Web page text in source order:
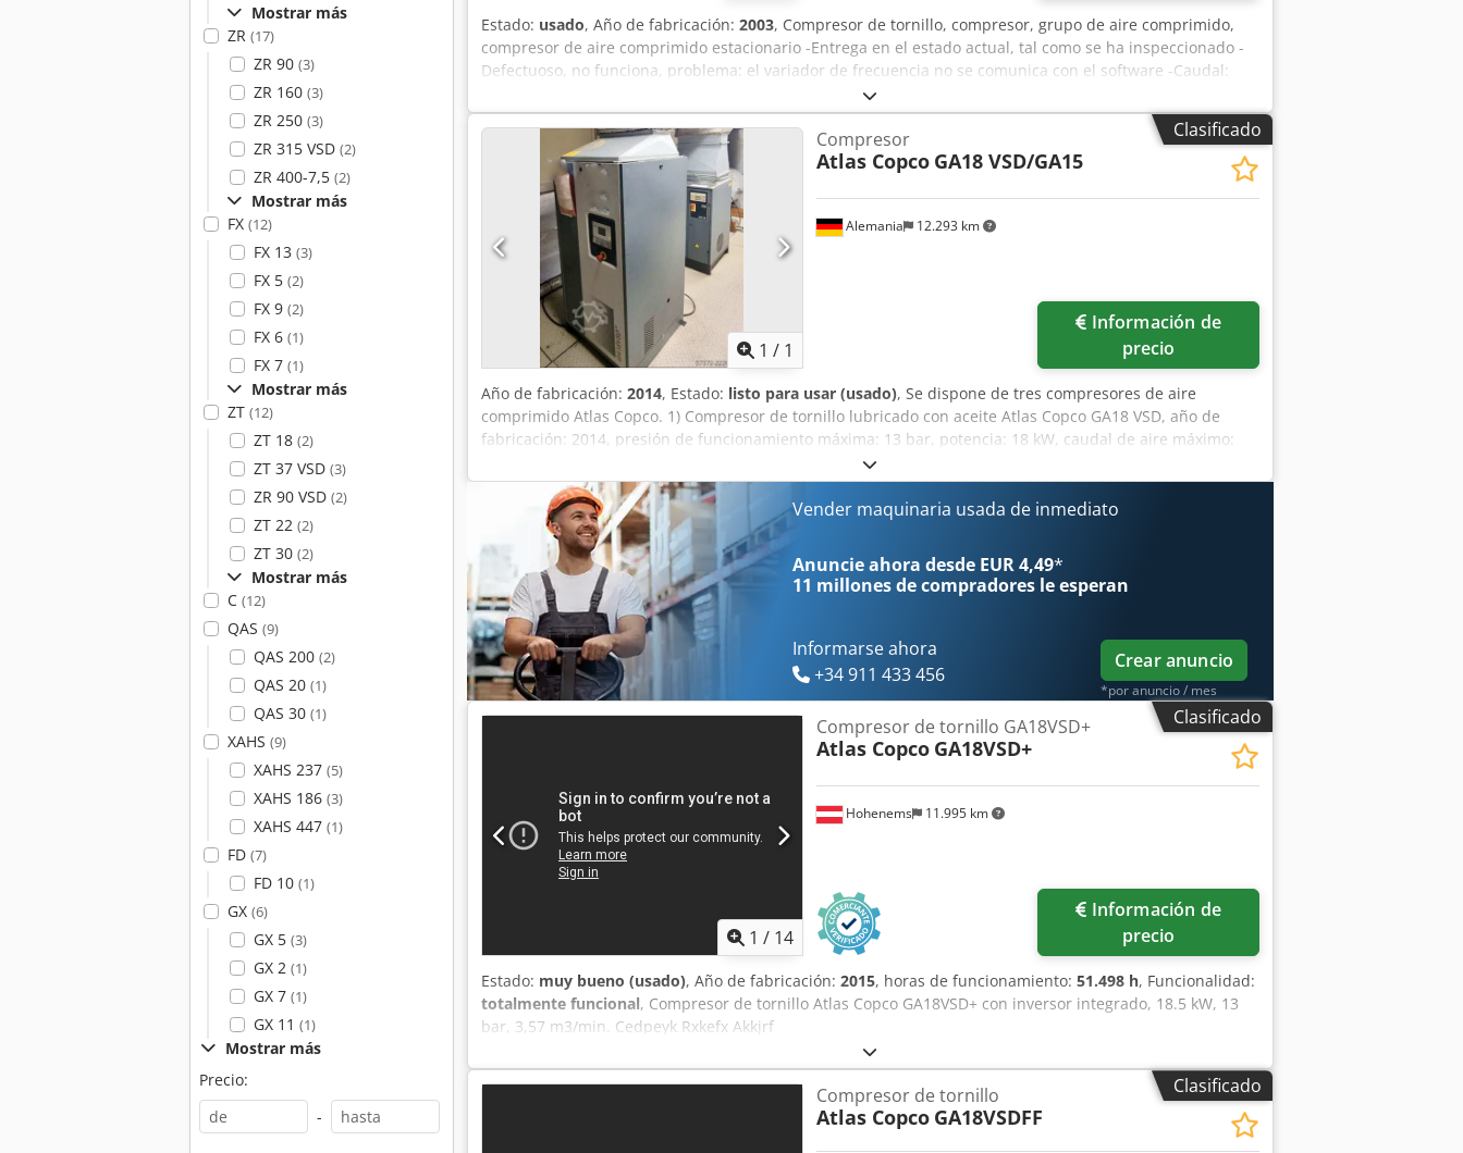
Mostrar más
ZR (17)
ZR 90 (3)
ZR 160 (3)
ZR 250 (3)
ZR 315 VSD (2)
ZR 400-7,5 (2)
Mostrar más
FX (12)
FX 13 (3)
FX 5 (2)
FX 9 (2)
FX 6 (1)
FX 7 (1)
Mostrar más
ZT (12)
ZT 18 (2)
ZT 37 VSD (3)
ZR 90 VSD (2)
ZT 22 (2)
ZT 30 (2)
Mostrar más
C (12)
QAS (9)
QAS 200 (2)
QAS 20 (1)
QAS 30 (1)
XAHS (9)
XAHS 237 (5)
XAHS 186 (3)
XAHS 447 (1)
FD (7)
FD 10 (1)
GX (6)
GX 5 (3)
GX 2 (1)
GX 7 (1)
GX 11 (1)
Mostrar más
Precio:
-
Estado: usado, Año de fabricación: 2003, Compresor de tornillo, compresor, grupo de aire comprimido,
compresor de aire comprimido estacionario -Entrega en el estado actual, tal como se ha inspeccionado -
Defectuoso, no funciona, problema: el variador de frecuencia no se comunica con el software -Caudal:
3,2-6,9 m³/min -Potencia del motor: 18-24 kW -Construcción: encapsulado -Presión máxima: 12,75 bares
Codpfxehabk De Akkorf -Horas de funcionamiento: 108252 h -Horas de carga: 30754 h -Año de fabricación:
2003 -Dimensiones: 1850/850/H1900 mm -Peso: 592 kg
Clasificado
1 / 1
Alemania 12.293 km
Compresor
Atlas Copco GA18 VSD/GA15
precio
Año de fabricación: 2014, Estado: listo para usar (usado), Se dispone de tres compresores de aire
comprimido Atlas Copco. 1) Compresor de tornillo lubricado con aceite Atlas Copco GA18 VSD, año de
fabricación: 2014, presión de funcionamiento máxima: 13 bar, potencia: 18 kW, caudal de aire máximo:
216 m³/h, dimensiones de la máquina X/Y/Z: aproximadamente 1300 mm/900 mm/1500 mm, peso:
aproximadamente 550 kg, horas de funcionamiento: aproximadamente 69000 h. 2) Compresor de tornillo
lubricado con aceite Atlas Copco GA15, año de fabricación: 1998, presión de funcionamiento máxima: 13
bar, potencia: 15 kW, caudal de aire máximo: 155 m³/h, dimensiones de la máquina X/Y/Z:
aproximadamente 1900 mm/700 mm/1600 mm, peso: aproximadamente 400 kg, horas de funcionamiento:
aproximadamente 69000 h. 3) Compresor de tornillo lubricado con aceite Atlas Copco GA15, destinado a
proporcionar piezas de repuesto. Se dispone de documentación. Es posible realizar una visita in situ.
Crjdpfszipgvsx Akkjf
Vender maquinaria usada de inmediato
Anuncie ahora desde EUR 4,49*
11 millones de compradores le esperan
Informarse ahora
+34 911 433 456
Crear anuncio
*por anuncio / mes
Clasificado
1 / 14
Hohenems 11.995 km
Compresor de tornillo GA18VSD+
Atlas Copco GA18VSD+
precio
Estado: muy bueno (usado), Año de fabricación: 2015, horas de funcionamiento: 51.498 h, Funcionalidad:
totalmente funcional, Compresor de tornillo Atlas Copco GA18VSD+ con inversor integrado, 18.5 kW, 13
bar, 3,57 m3/min. Cedpeyk Rxkefx Akkjrf
Clasificado
Compresor de tornillo
Atlas Copco GA18VSDFF